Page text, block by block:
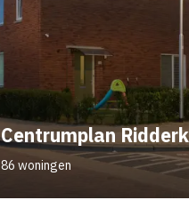
Centrumplan
86 woningen